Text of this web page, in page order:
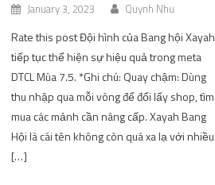
January 3, 2023 Quynh Nhu
Rate this post Đội hình của Bang hội Xayah
tiếp tục thể hiện sự hiệu quả trong meta
DTCL Mùa 7.5. *Ghi chú: Quay chậm: Dùng
thu nhập qua mỗi vòng để đổi lấy shop, tìm
mua các mảnh cần nâng cấp. Xayah Bang
Hội là cái tên không còn quá xa lạ với nhiều
[…]